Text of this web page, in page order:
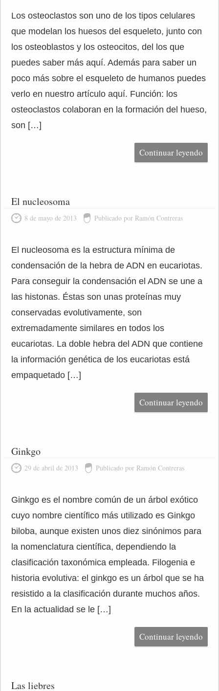
Los osteoclastos son uno de los tipos celulares
que modelan los huesos del esqueleto, junto con
los osteoblastos y los osteocitos, del los que
puedes saber más aquí. Además para saber un
poco más sobre el esqueleto de humanos puedes
verlo en nuestro artículo aquí. Función: los
osteoclastos colaboran en la formación del hueso,
son […]
Continuar leyendo
El nucleosoma
8 de mayo de 2013 Publicado por Ramón Contreras
El nucleosoma es la estructura mínima de
condensación de la hebra de ADN en eucariotas.
Para conseguir la condensación el ADN se une a
las histonas. Éstas son unas proteínas muy
conservadas evolutivamente, son
extremadamente similares en todos los
eucariotas. La doble hebra del ADN que contiene
la información genética de los eucariotas está
empaquetado […]
Continuar leyendo
Ginkgo
29 de abril de 2013 Publicado por Ramón Contreras
Ginkgo es el nombre común de un árbol exótico
cuyo nombre científico más utilizado es Ginkgo
biloba, aunque existen unos diez sinónimos para
la nomenclatura científica, dependiendo la
clasificación taxonómica empleada. Filogenia e
historia evolutiva: el ginkgo es un árbol que se ha
resistido a la clasificación durante muchos años.
En la actualidad se le […]
Continuar leyendo
Las liebres